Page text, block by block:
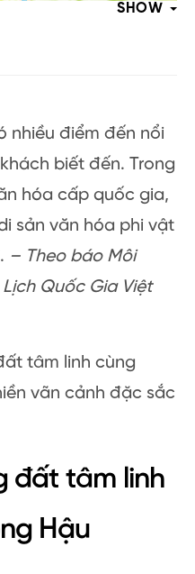
SHOW
nhiều điểm đến nổi
biết đến. Trong
hóa cấp quốc gia,
sản văn hóa phi vật
– Theo báo Môi
Quốc Gia Việt
tâm linh cùng
vãn cảnh đặc sắc
đất tâm linh
Hậu